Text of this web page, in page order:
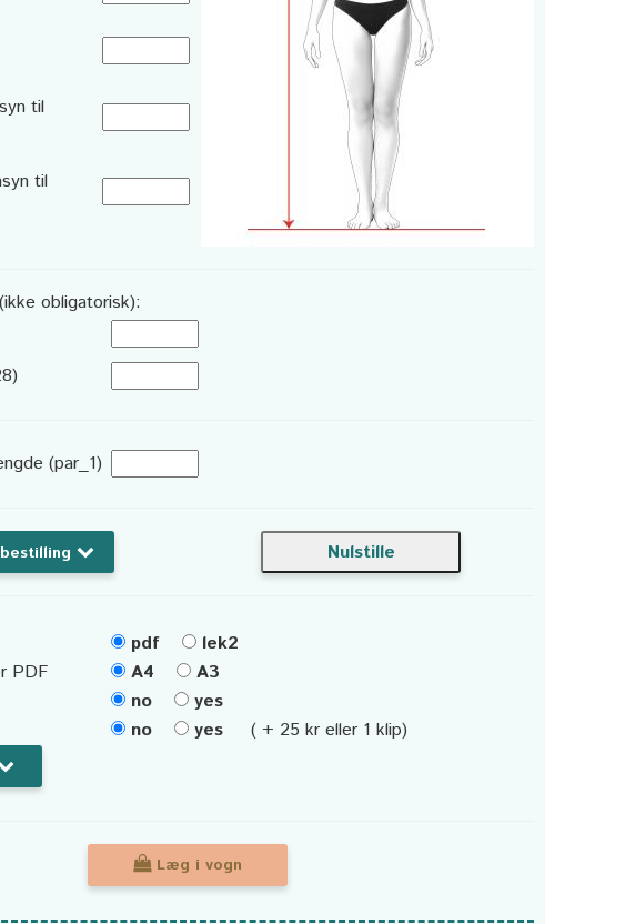
til
til
obligatorisk):
(par_1)
pdf
lek2
PDF
A4
A3
no
yes
no yes ( + 25 kr eller 1 klip)
Læg i vogn